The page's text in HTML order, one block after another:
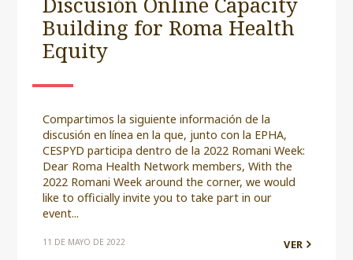
Building for Roma Health
Equity
Compartimos la siguiente información de la
discusión en línea en la que, junto con la EPHA,
CESPYD participa dentro de la 2022 Romani Week:
Dear Roma Health Network members, With the
2022 Romani Week around the corner, we would
like to officially invite you to take part in our
event...
11 DE MAYO DE 2022 VER